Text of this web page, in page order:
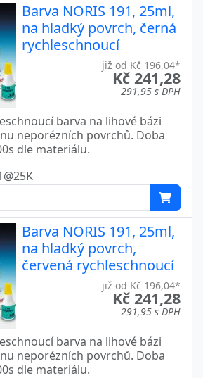
Barva NORIS 191, 25ml,
na hladký povrch, černá
rychleschnoucí
již od Kč 196,04*
Kč 241,28
291,95 s DPH
barva na lihové bázi
neporézních povrchů. Doba
dle materiálu.
Barva NORIS 191, 25ml,
na hladký povrch,
červená rychleschnoucí
již od Kč 196,04*
Kč 241,28
291,95 s DPH
barva na lihové bázi
neporézních povrchů. Doba
dle materiálu.